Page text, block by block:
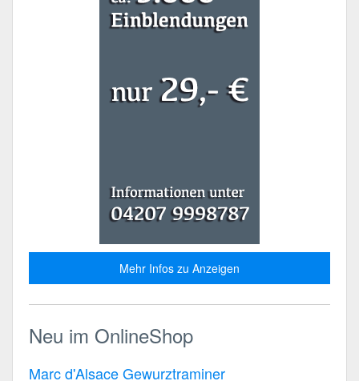
Mehr Infos zu Anzeigen
Neu im OnlineShop
Marc d'Alsace Gewurztraminer